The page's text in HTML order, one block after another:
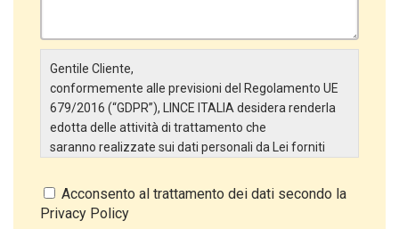
Gentile Cliente,
conformemente alle previsioni del Regolamento UE
679/2016 (“GDPR”), LINCE ITALIA desidera renderla
edotta delle attività di trattamento che
saranno realizzate sui dati personali da Lei forniti
particolare:
Titolare del Trattamento
Acconsento al trattamento dei dati secondo la
Privacy Policy